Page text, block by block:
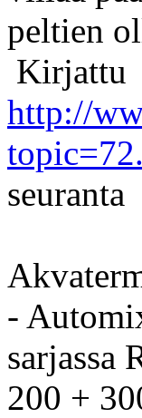
peltien
Kirjattu
http://
seuranta
-
sarjassa
200 +